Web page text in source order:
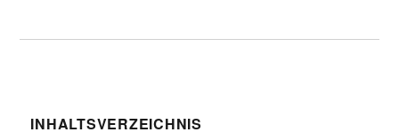
INHALTSVERZEICHNIS